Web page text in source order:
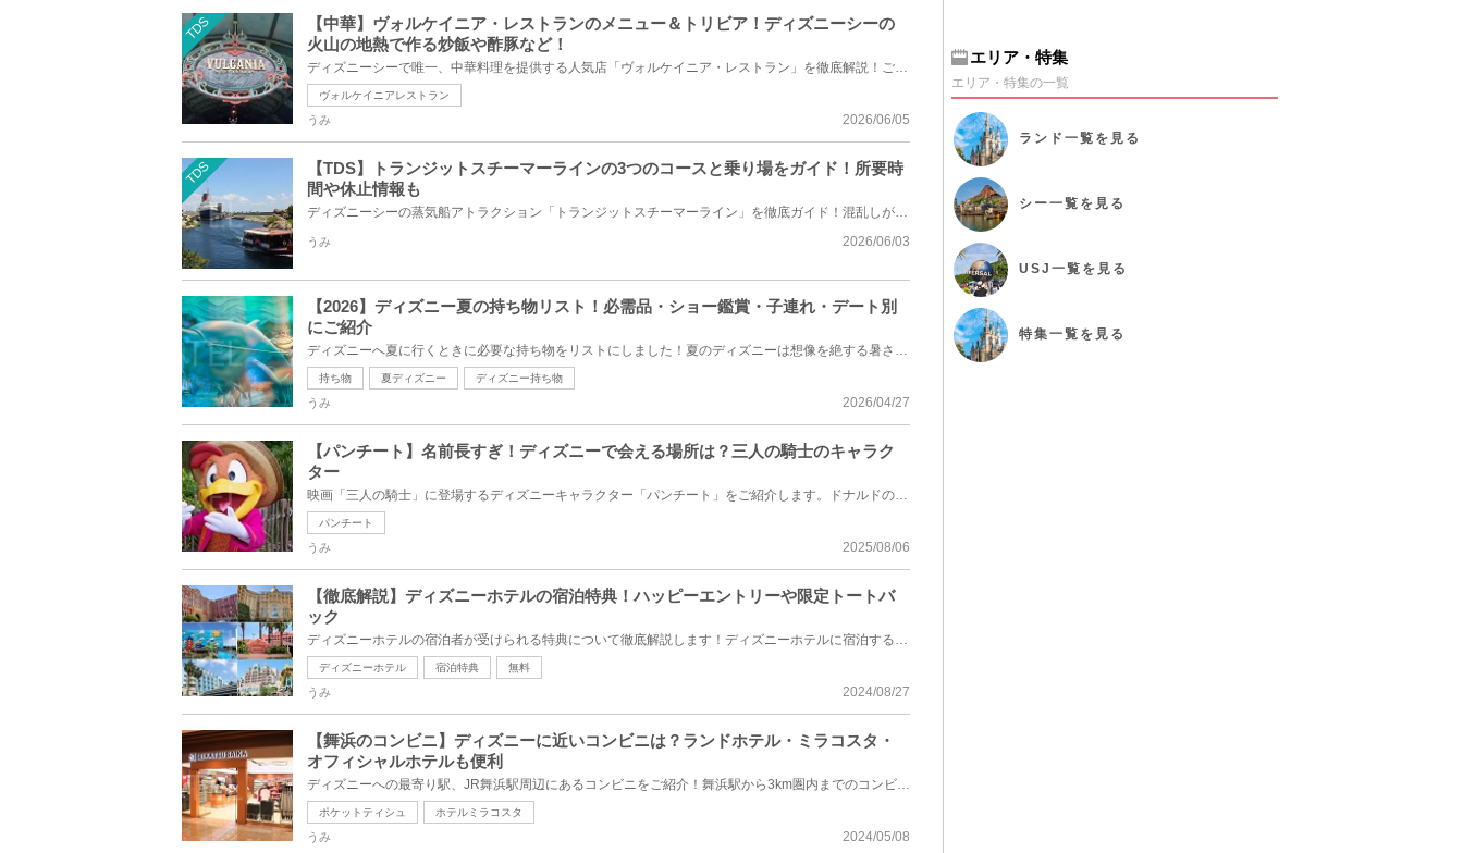
TDS
【中華】ヴォルケイニア・レストランのメニュー＆トリビア！ディズニーシーの
火山の地熱で作る炒飯や酢豚など！
ディズニーシーで唯一、中華料理を提供する人気店「ヴォルケイニア・レストラン」を徹底解説！ご家族や...
ヴォルケイニアレストラン
2026/06/05
うみ
TDS
【TDS】トランジットスチーマーラインの3つのコースと乗り場をガイド！所要時
間や休止情報も
ディズニーシーの蒸気船アトラクション「トランジットスチーマーライン」を徹底ガイド！混乱しがちな全...
2026/06/03
うみ
【2026】ディズニー夏の持ち物リスト！必需品・ショー鑑賞・子連れ・デート別
にご紹介
ディズニーへ夏に行くときに必要な持ち物をリストにしました！夏のディズニーは想像を絶する暑さになり...
持ち物 夏ディズニー ディズニー持ち物
2026/04/27
うみ
【パンチート】名前長すぎ！ディズニーで会える場所は？三人の騎士のキャラク
ター
映画「三人の騎士」に登場するディズニーキャラクター「パンチート」をご紹介します。ドナルドの友達で...
パンチート
2025/08/06
うみ
【徹底解説】ディズニーホテルの宿泊特典！ハッピーエントリーや限定トートバ
ック
ディズニーホテルの宿泊者が受けられる特典について徹底解説します！ディズニーホテルに宿泊すると、入...
ディズニーホテル 宿泊特典 無料
2024/08/27
うみ
【舞浜のコンビニ】ディズニーに近いコンビニは？ランドホテル・ミラコスタ・
オフィシャルホテルも便利
ディズニーへの最寄り駅、JR舞浜駅周辺にあるコンビニをご紹介！舞浜駅から3km圏内までのコンビニを距離...
ポケットティシュ ホテルミラコスタ
2024/05/08
うみ
エリア・特集
エリア・特集の一覧
ランド 一覧を見る
シー一覧を見る
USJ 一覧を見る
特集一覧を見る